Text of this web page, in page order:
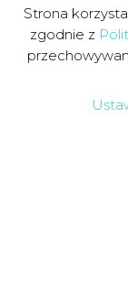
Strona
zgodnie z